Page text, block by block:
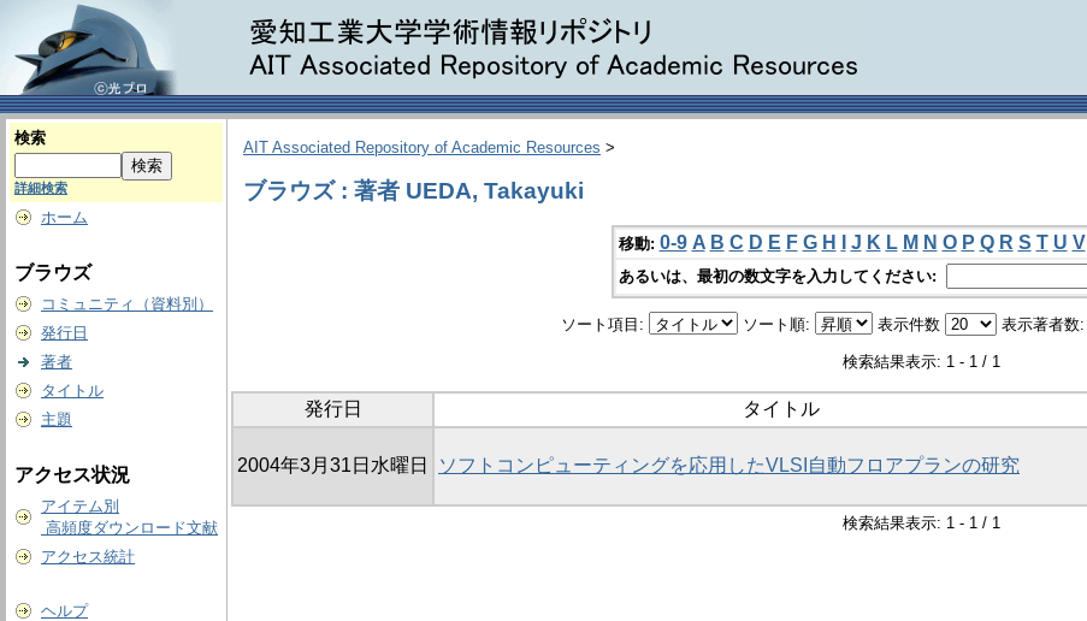
検索
詳細検索
ホーム
ブラウズ
コミュニティ（資料別）
発行日
著者
タイトル
主題
アクセス状況
アイテム別
高頻度ダウンロード文献
アクセス統計
ヘルプ
AIT Associated Repository of Academic Resources >
ブラウズ : 著者 UEDA, Takayuki
移動: 0-9 A B C D E F G H J K L M N O P Q R S T U V
あるいは、最初の数文字を入力してください:
ソート項目: ソート順: 表示件数 表示著者数:
検索結果表示: 1 - 1 / 1
発行日 タイトル
2004年3月31日水曜日 ソフトコンピューティングを応用したVLSI自動フロアプランの研究
検索結果表示: 1 - 1 / 1